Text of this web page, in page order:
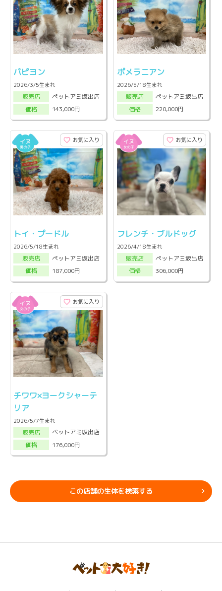
パピヨン
2026/3/5生まれ
販売店
ペットアミ坂出店
価格
143,000円
ポメラニアン
2026/5/18生まれ
販売店
ペットアミ坂出店
価格
220,000円
お気に入り
トイ・プードル
2026/5/18生まれ
販売店
ペットアミ坂出店
価格
187,000円
お気に入り
フレンチ・ブルドッグ
2026/4/18生まれ
販売店
ペットアミ坂出店
価格
306,000円
お気に入り
チワワ×ヨークシャーテ
リア
2026/5/7生まれ
販売店
ペットアミ坂出店
価格
176,000円
この店舗の生体を検索する